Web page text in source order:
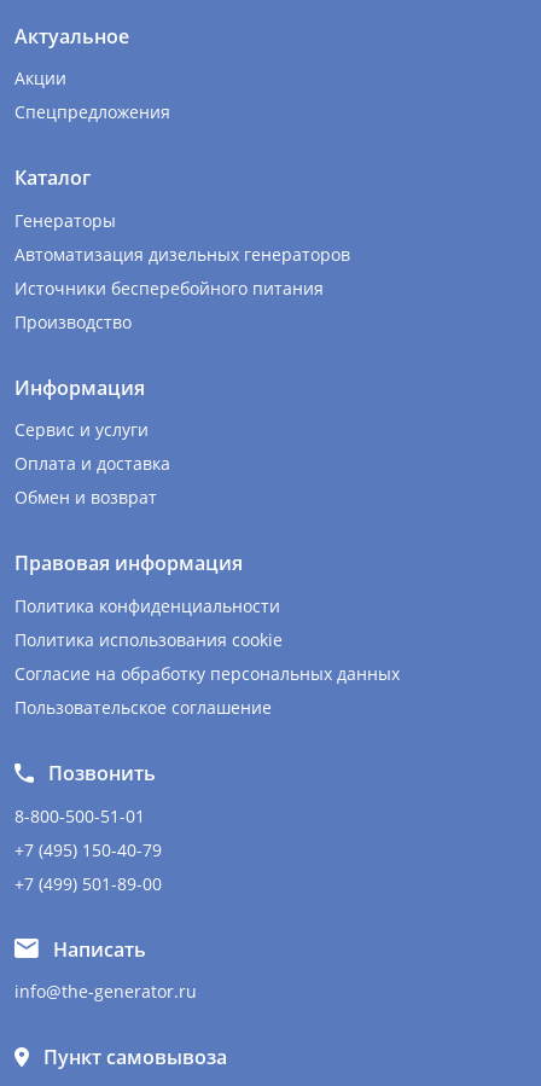
Актуальное
Акции
Спецпредложения
Каталог
Генераторы
Автоматизация дизельных генераторов
Источники бесперебойного питания
Производство
Информация
Сервис и услуги
Оплата и доставка
Обмен и возврат
Правовая информация
Политика конфиденциальности
Политика использования cookie
Согласие на обработку персональных данных
Пользовательское соглашение
Позвонить
8-800-500-51-01
+7 (495) 150-40-79
+7 (499) 501-89-00
Написать
info@the-generator.ru
Пункт самовывоза